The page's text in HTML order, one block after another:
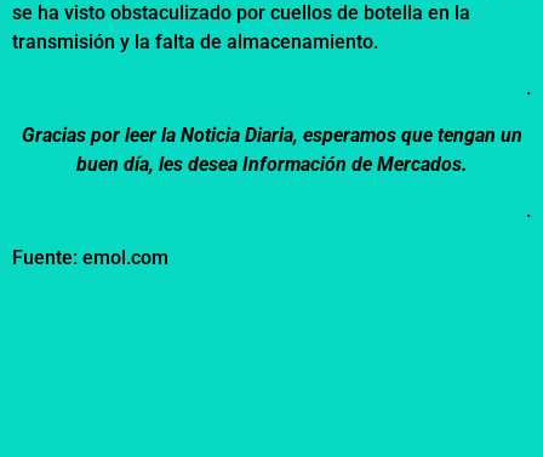
se ha visto obstaculizado por cuellos de botella en la
transmisión y la falta de almacenamiento.
.
Gracias por leer la Noticia Diaria, esperamos que tengan un
buen día, les desea Información de Mercados.
.
Fuente: emol.com